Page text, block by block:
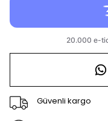
Güvenli kargo